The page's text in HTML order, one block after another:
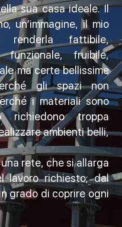
sua casa ideale. Il
un’immagine, il mio
fattibile,
funzionale, fruibile,
ma certe bellissime
gli spazi non
i materiali sono
troppa
ambienti belli,
rete, che si allarga
lavoro richiesto; dal
grado di coprire ogni